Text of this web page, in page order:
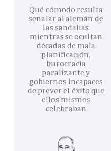
Qué cómodo resulta
señalar al alemán de
las sandalias
mientras se ocultan
décadas de mala
planificación,
burocracia
paralizante y
gobiernos incapaces
de prever el éxito que
ellos mismos
celebraban